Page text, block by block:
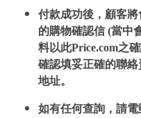
付款成功後，顧客將
的購物確認信 (當中
料以此Price.com之
確認填妥正確的聯
地址。
如有任何查詢，請電